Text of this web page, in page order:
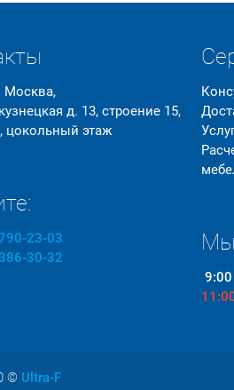
Москва,
д. 13, строение 15,
этаж
23-03
30-32
Мы
© Ultra-F